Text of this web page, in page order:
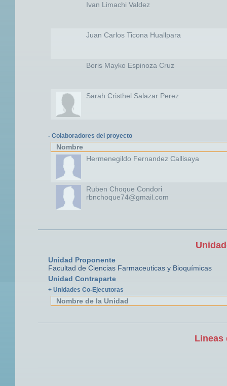
Ivan Limachi Valdez
Juan Carlos Ticona Huallpara
Boris Mayko Espinoza Cruz
Sarah Cristhel Salazar Perez
- Colaboradores del proyecto
Nombre
Hermenegildo Fernandez Callisaya
Ruben Choque Condori
rbnchoque74@gmail.com
Unidad Proponente
Facultad de Ciencias Farmaceuticas y Bioquímicas
Unidad Contraparte
+ Unidades Co-Ejecutoras
Nombre de la Unidad
Lineas